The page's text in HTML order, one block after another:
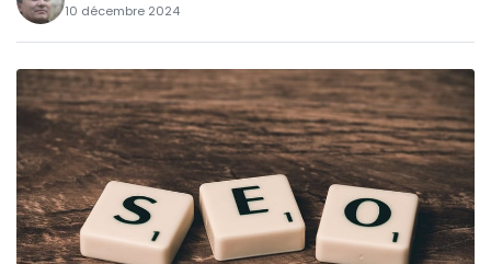
10 décembre 2024